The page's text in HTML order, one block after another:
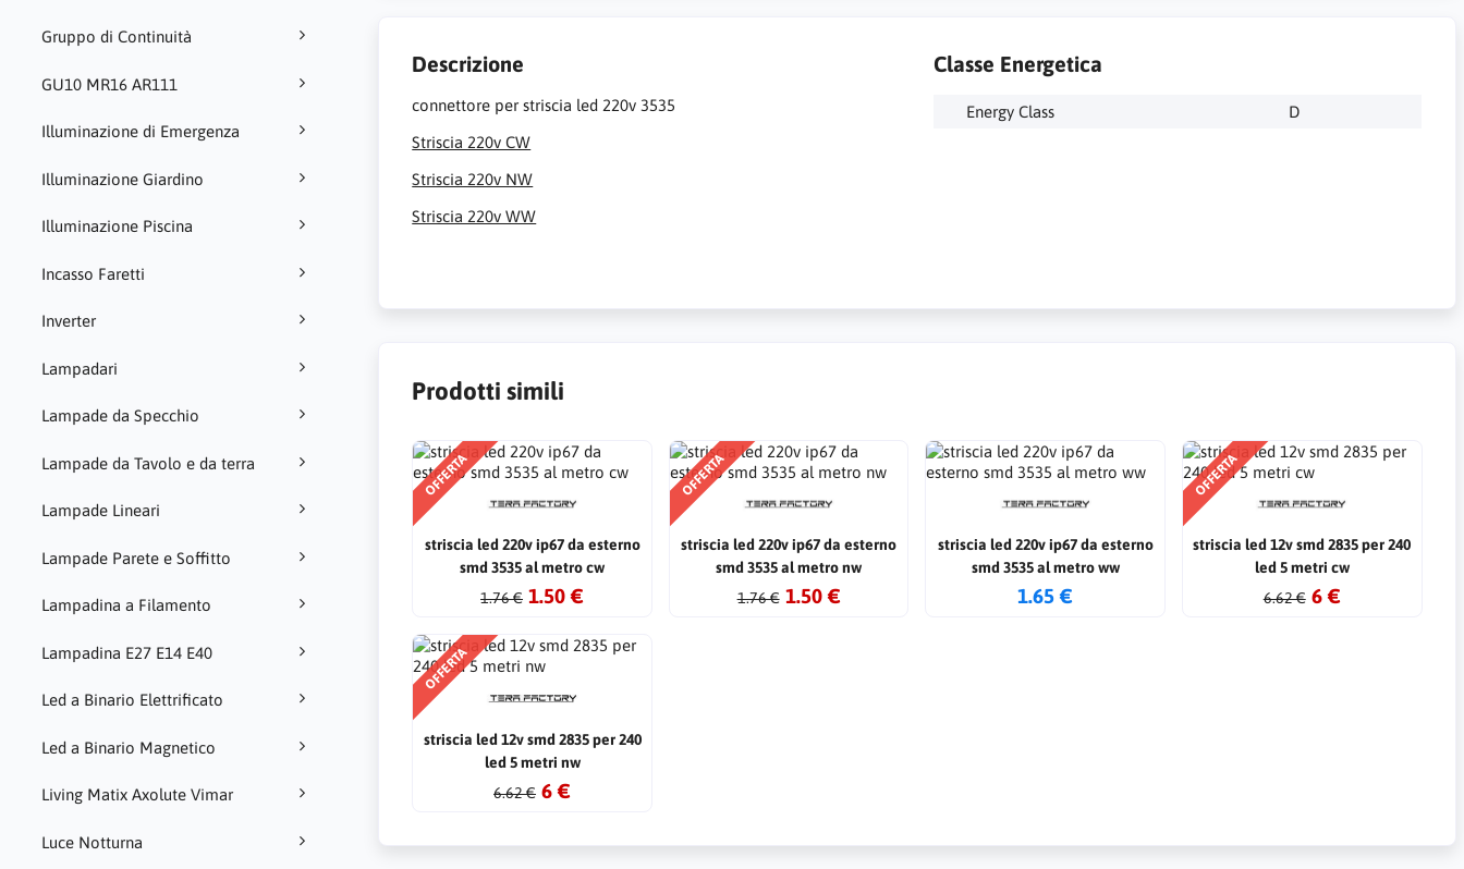
Gruppo di Continuità
GU10 MR16 AR111
Illuminazione di Emergenza
Illuminazione Giardino
Illuminazione Piscina
Incasso Faretti
Inverter
Lampadari
Lampade da Specchio
Lampade da Tavolo e da terra
Lampade Lineari
Lampade Parete e Soffitto
Lampadina a Filamento
Lampadina E27 E14 E40
Led a Binario Elettrificato
Led a Binario Magnetico
Living Matix Axolute Vimar
Luce Notturna
Descrizione
connettore per striscia led 220v 3535
Striscia 220v CW
Striscia 220v NW
Striscia 220v WW
Classe Energetica
Energy Class D
Prodotti simili
OFFERTA
striscia led 220v ip67 da esterno
smd 3535 al metro cw
1.76 € 1.50 €
OFFERTA
striscia led 220v ip67 da esterno
smd 3535 al metro nw
1.76 € 1.50 €
striscia led 220v ip67 da esterno
smd 3535 al metro ww
1.65 €
OFFERTA
striscia led 12v smd 2835 per 240
led 5 metri cw
6.62 € 6 €
OFFERTA
striscia led 12v smd 2835 per 240
led 5 metri nw
6.62 € 6 €